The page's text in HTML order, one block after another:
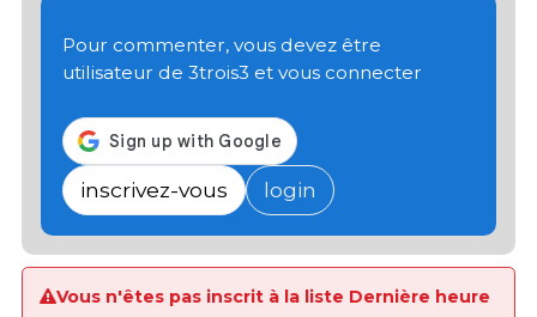
Pour commenter, vous devez être
utilisateur de 3trois3 et vous connecter
inscrivez-vous login
Vous n'êtes pas inscrit à la liste Dernière heure